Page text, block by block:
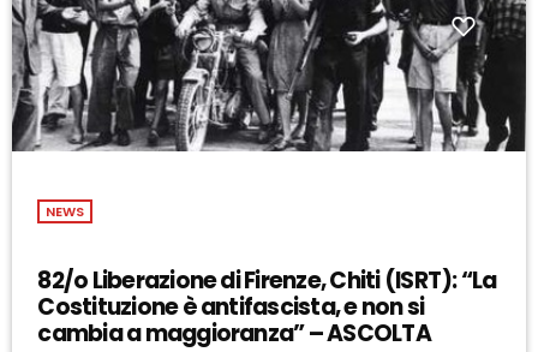
NEWS
82/o Liberazione di Firenze, Chiti (ISRT): “La
Costituzione è antifascista, e non si
cambia a maggioranza” – ASCOLTA